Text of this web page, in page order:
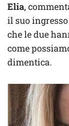
Elia,
il suo
che le due
come
dimentica.